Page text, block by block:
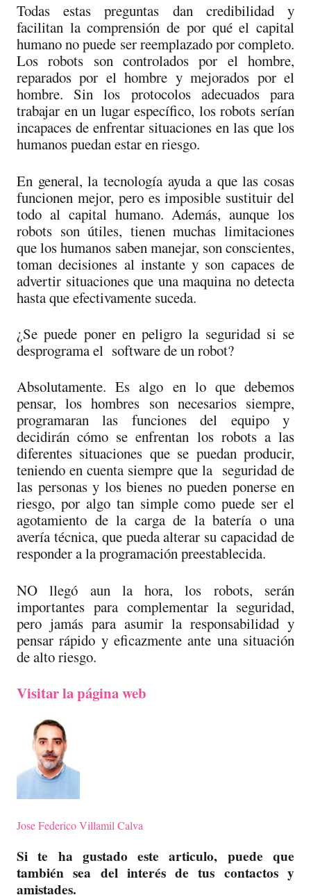
Todas estas preguntas dan credibilidad y
facilitan la comprensión de por qué el capital
humano no puede ser reemplazado por completo.
Los robots son controlados por el hombre,
reparados por el hombre y mejorados por el
hombre. Sin los protocolos adecuados para
trabajar en un lugar específico, los robots serían
incapaces de enfrentar situaciones en las que los
humanos puedan estar en riesgo.
En general, la tecnología ayuda a que las cosas
funcionen mejor, pero es imposible sustituir del
todo al capital humano. Además, aunque los
robots son útiles, tienen muchas limitaciones
que los humanos saben manejar, son conscientes,
toman decisiones al instante y son capaces de
advertir situaciones que una maquina no detecta
hasta que efectivamente suceda.
¿Se puede poner en peligro la seguridad si se
desprograma el software de un robot?
Absolutamente. Es algo en lo que debemos
pensar, los hombres son necesarios siempre,
programaran las funciones del equipo y
decidirán cómo se enfrentan los robots a las
diferentes situaciones que se puedan producir,
teniendo en cuenta siempre que la seguridad de
las personas y los bienes no pueden ponerse en
riesgo, por algo tan simple como puede ser el
agotamiento de la carga de la batería o una
avería técnica, que pueda alterar su capacidad de
responder a la programación preestablecida.
NO llegó aun la hora, los robots, serán
importantes para complementar la seguridad,
pero jamás para asumir la responsabilidad y
pensar rápido y eficazmente ante una situación
de alto riesgo.
Visitar la página web
Jose Federico Villamil Calva
Si te ha gustado este articulo, puede que
también sea del interés de tus contactos y
amistades.